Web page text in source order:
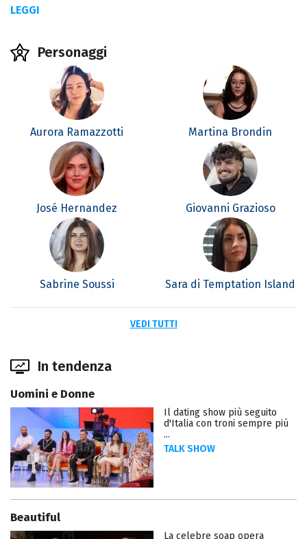
LEGGI
Personaggi
Aurora Ramazzotti Martina Brondin
José Hernandez Giovanni Grazioso
Sabrine Soussi Sara di Temptation Island
VEDI TUTTI
In tendenza
Uomini e Donne
Il dating show più seguito
d'Italia con troni sempre più
...
TALK SHOW
Beautiful
La celebre soap opera